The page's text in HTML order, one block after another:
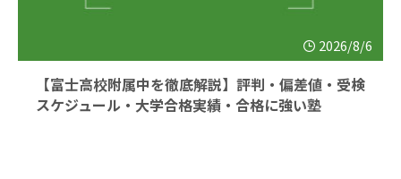
2026/8/6
【富士高校附属中を徹底解説】評判・偏差値・受検
スケジュール・大学合格実績・合格に強い塾